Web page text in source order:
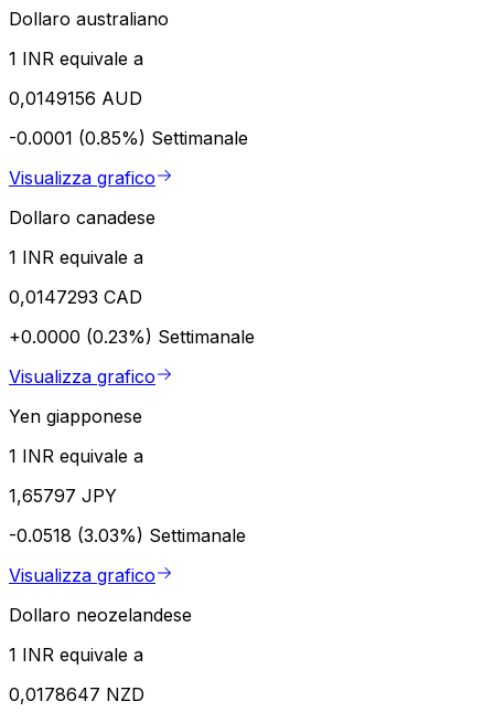
Dollaro australiano
1 INR equivale a
0,0149156 AUD
-0.0001 (0.85%) Settimanale
Visualizza grafico
Dollaro canadese
1 INR equivale a
0,0147293 CAD
+0.0000 (0.23%) Settimanale
Visualizza grafico
Yen giapponese
1 INR equivale a
1,65797 JPY
-0.0518 (3.03%) Settimanale
Visualizza grafico
Dollaro neozelandese
1 INR equivale a
0,0178647 NZD